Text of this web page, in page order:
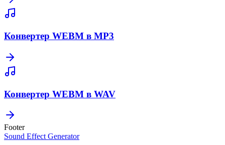
Конвертер WEBM в MP3
Конвертер WEBM в WAV
Footer
Sound Effect Generator